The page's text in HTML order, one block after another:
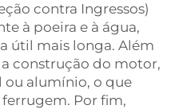
contra Ingressos)
à poeira e à água,
útil mais longa. Além
construção do motor,
ou alumínio, o que
Por fim,